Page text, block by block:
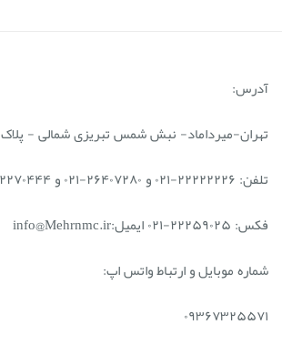
آدرس:
تهران-میرداماد- نبش شمس تبریزی شمالی - پلاک ۱۸۹ - واحد ۳ و ۵
تلفن: ۲۲۲۲۲۲۲۶-۰۲۱ و ۲۶۴۰۷۲۸۰-۰۲۱ و ۲۲۲۷۰۴۴۴-۰۲۱
فکس: ۲۲۲۵۹۰۲۵-۰۲۱ ایمیل:info@Mehrnmc.ir
شماره موبایل و ارتباط واتس اپ:
۰۹۳۶۷۳۲۵۵۷۱